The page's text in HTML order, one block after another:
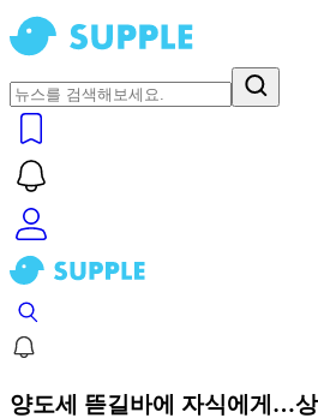
양도세 뜯길바에 자식에게…